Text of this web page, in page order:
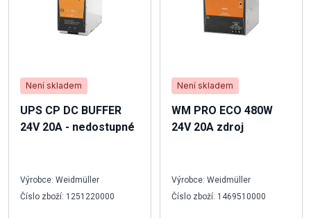
Není skladem
UPS CP DC BUFFER
24V 20A - nedostupné
Výrobce: Weidmüller
Číslo zboží: 1251220000
Není skladem
WM PRO ECO 480W
24V 20A zdroj
Výrobce: Weidmüller
Číslo zboží: 1469510000